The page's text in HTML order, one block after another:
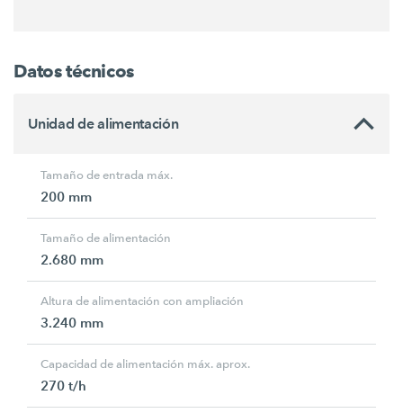
Datos técnicos
Unidad de alimentación
Tamaño de entrada máx.
200 mm
Tamaño de alimentación
2.680 mm
Altura de alimentación con ampliación
3.240 mm
Capacidad de alimentación máx. aprox.
270 t/h